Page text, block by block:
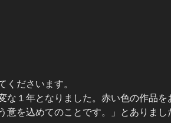
くださいます。
１年となりました。赤い色の作品を
を込めてのことです。」とありまし